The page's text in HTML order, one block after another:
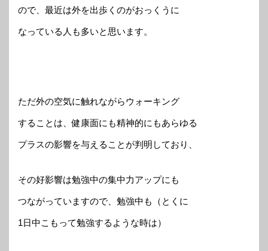
ので、最近は外を出歩くのがおっくうに
なっている人も多いと思います。
ただ外の空気に触れながらウォーキング
することは、健康面にも精神的にもあらゆる
プラスの影響を与えることが判明しており、
その好影響は勉強中の集中力アップにも
つながっていますので、勉強中も（とくに
1日中こもって勉強するような時は）